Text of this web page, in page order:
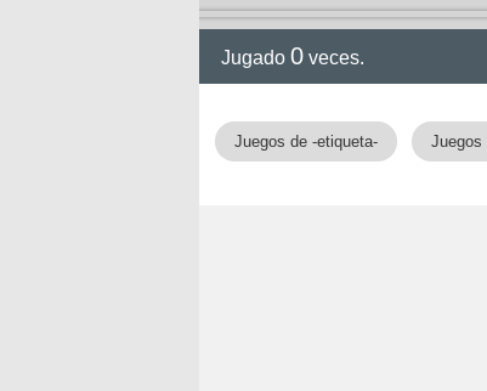
Jugado 0 veces.
Juegos de -etiqueta- Juegos